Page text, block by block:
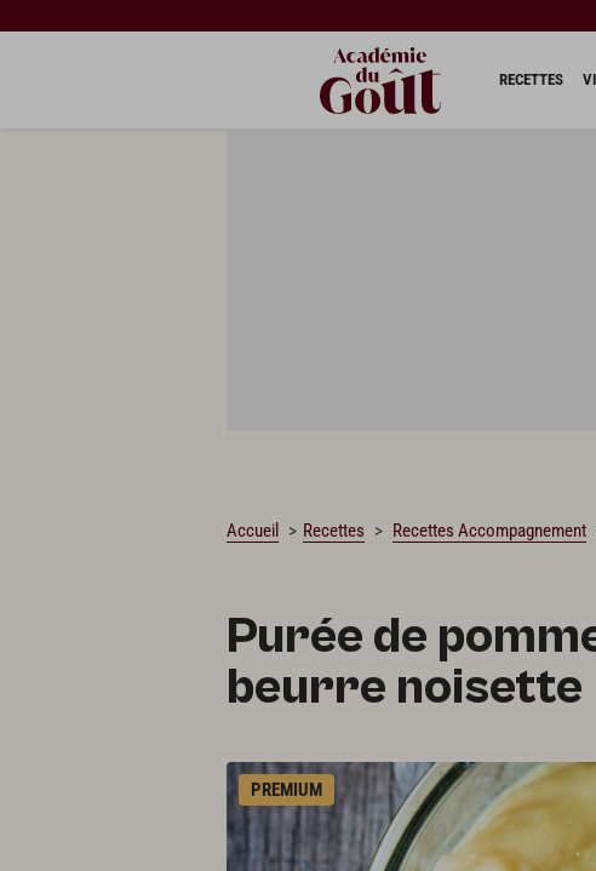
RECETTES
Accueil Recettes Recettes Accompagnement
Purée de
beurre noisette
PREMIUM
CHARGEMENT…